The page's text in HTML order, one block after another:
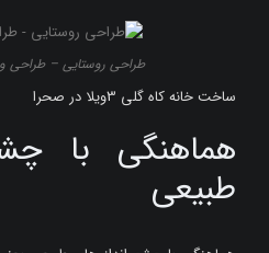
طراحی روستایی – طراحی
ساخت خانه کاه گلی 3ویلا در صحرا
هماهنگی با
طبیعی